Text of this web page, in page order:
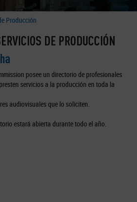
Producción
DE PRODUCCIÓN
posee un directorio de profesionales
servicios a la producción en toda la
audiovisuales que lo soliciten.
estará abierta durante todo el año.